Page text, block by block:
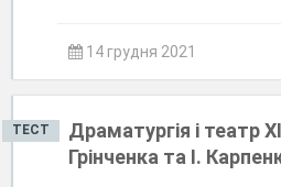
14 грудня 2021
ТЕСТ
Драматургія і театр
Грінченка та І.